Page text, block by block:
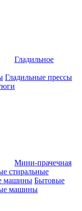
Гладильное
Гладильные прессы
Мини-прачечная
стиральные
машины Бытовые
машины